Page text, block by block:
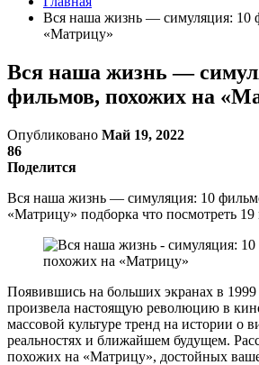
Вся наша жизнь — симуляция: 10
«Матрицу»
Вся наша жизнь —
фильмов, похожих на
Опубликовано Май 19, 2022
86
Поделится
Вся наша жизнь — симуляция: 10
«Матрицу» подборка что посмотреть 19
Появившись на больших экранах в 1999
произвела настоящую революцию в
массовой культуре тренд на истории о
реальностях и ближайшем будущем.
похожих на «Матрицу», достойных